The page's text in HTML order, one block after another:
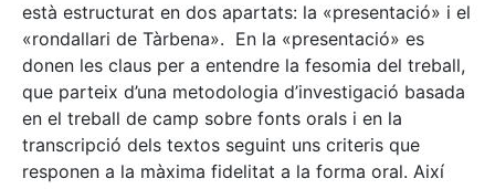
està estructurat en dos apartats: la «presentació» i el
«rondallari de Tàrbena». En la «presentació» es
donen les claus per a entendre la fesomia del treball,
que parteix d’una metodologia d’investigació basada
en el treball de camp sobre fonts orals i en la
transcripció dels textos seguint uns criteris que
responen a la màxima fidelitat a la forma oral. Així